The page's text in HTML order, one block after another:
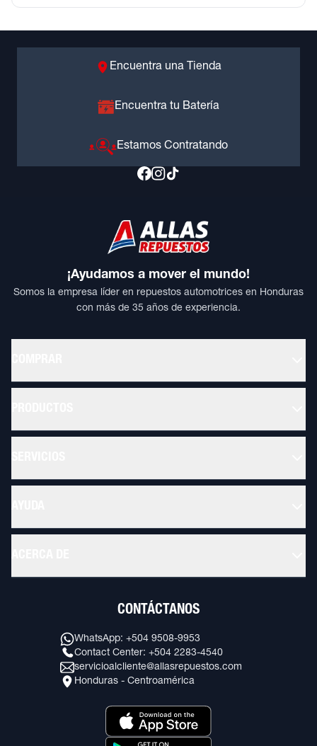
Encuentra una Tienda
Encuentra tu Batería
Estamos Contratando
¡Ayudamos a mover el mundo!
Somos la empresa líder en repuestos automotrices en Honduras
con más de 35 años de experiencia.
CONTÁCTANOS
WhatsApp: +504 9508-9953
Contact Center: +504 2283-4540
servicioalcliente@allasrepuestos.com
Honduras - Centroamérica